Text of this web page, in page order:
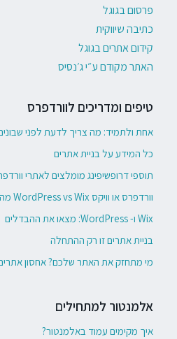
פרסום בגוגל
כתיבה שיווקית
קידום אתרים בגוגל
האתר מקודם ע״י ג׳נסיס
טיפים ומדריכים לוורדפרס
אחת ולתמיד: מה צריך לדעת לפני
כל המידע על בניית אתרים
תוספי דרופשיפינג מומלצים לאתרי
וורדפרס או וויקס WordPress vs Wix מה עדיף?
Wix ו- WordPress: מצאו את ההבדלים
בניית אתרים זו רק ההתחלה
מי מתחזק את האתר שלכם? אחסון
אלמנטור למתחילים
איך מקימים עמוד באלמנטור?